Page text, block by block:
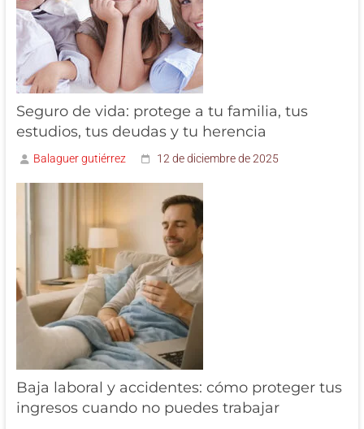
Seguro de vida: protege a tu familia, tus
estudios, tus deudas y tu herencia
Balaguer gutiérrez 12 de diciembre de 2025
Baja laboral y accidentes: cómo proteger tus
ingresos cuando no puedes trabajar